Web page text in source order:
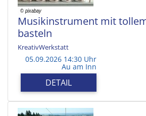
Musikinstrument mit
basteln
KreativWerkstatt
05.09.2026 14:30 Uhr
Au am Inn
DETAIL